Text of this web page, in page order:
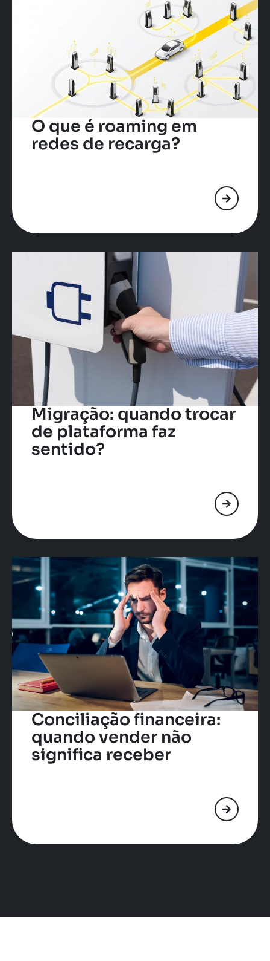
O que é roaming em
redes de recarga?
Migração: quando trocar
de plataforma faz
sentido?
Conciliação financeira:
quando vender não
significa receber